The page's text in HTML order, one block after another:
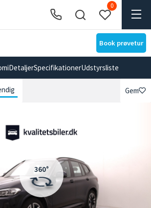
0
Book prøvetur
DetaljerSpecifikationerUdstyrsliste
Gem
360°